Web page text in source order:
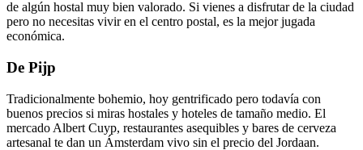
de algún hostal muy bien valorado. Si vienes a disfrutar de la ciudad
pero no necesitas vivir en el centro postal, es la mejor jugada
económica.
De Pijp
Tradicionalmente bohemio, hoy gentrificado pero todavía con
buenos precios si miras hostales y hoteles de tamaño medio. El
mercado Albert Cuyp, restaurantes asequibles y bares de cerveza
artesanal te dan un Ámsterdam vivo sin el precio del Jordaan.